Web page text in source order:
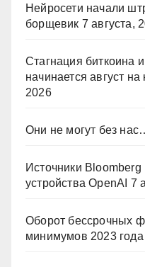
Нейросети начали
борщевик 7 августа,
Стагнация биткоина
начинается август
2026
Они не могут без
Источники
устройства OpenAI 7
Оборот бессрочных
минимумов 2023 года